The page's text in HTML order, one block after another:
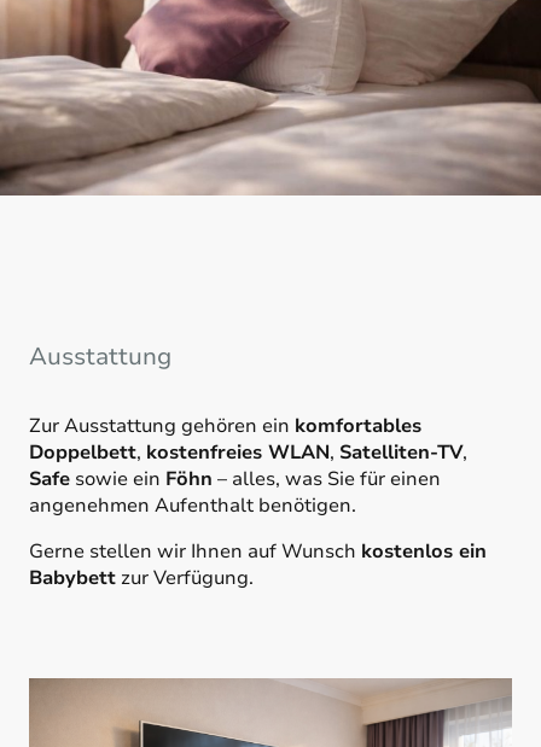
Ausstattung
Zur Ausstattung gehören ein komfortables
Doppelbett, kostenfreies WLAN, Satelliten-TV,
Safe sowie ein Föhn – alles, was Sie für einen
angenehmen Aufenthalt benötigen.
Gerne stellen wir Ihnen auf Wunsch kostenlos ein
Babybett zur Verfügung.